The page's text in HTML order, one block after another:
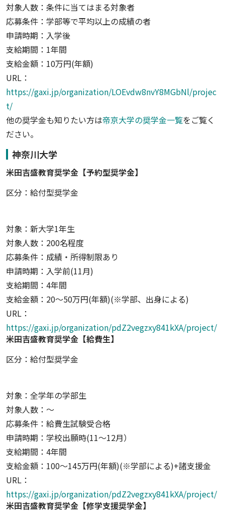
対象人数：条件に当てはまる対象者
応募条件：学部等で平均以上の成績の者
申請時期：入学後
支給期間：1年間
支給金額：10万円(年額)
URL：
https://gaxi.jp/organization/LOEvdw8nvY8MGbNl/projec
t/
他の奨学金も知りたい方は帝京大学の奨学金一覧をご覧く
ださい。
神奈川大学
米田吉盛教育奨学金【予約型奨学金】
区分：給付型奨学金
対象：新大学1年生
対象人数：200名程度
応募条件：成績・所得制限あり
申請時期：入学前(11月)
支給期間：4年間
支給金額：20〜50万円(年額)(※学部、出身による)
URL：
https://gaxi.jp/organization/pdZ2vegzxy841kXA/project/
米田吉盛教育奨学金【給費生】
区分：給付型奨学金
対象：全学年の学部生
対象人数：〜
応募条件：給費生試験受合格
申請時期：学校出願時(11〜12月）
支給期間：4年間
支給金額：100〜145万円(年額)(※学部による)+諸支援金
URL：
https://gaxi.jp/organization/pdZ2vegzxy841kXA/project/
米田吉盛教育奨学金【修学支援奨学金】